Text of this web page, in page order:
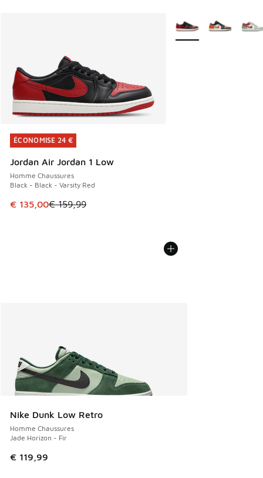
ÉCONOMISE 24 €
Jordan Air Jordan 1 Low
Homme Chaussures
Black - Black - Varsity Red
Cet article est en promotion. Prix en baisse de € 159,99 à
€ 135,00€ 159,99
ÉCONOMISE 24 €
Plus de couleurs
Nike Dunk Low Retro
Homme Chaussures
Jade Horizon - Fir
€ 119,99